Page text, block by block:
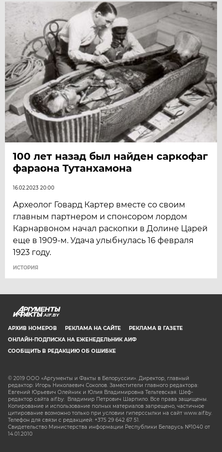
100 лет назад был найден саркофаг
фараона Тутанхамона
16.02.2023 20:00
Археолог Говард Картер вместе со своим
главным партнером и спонсором лордом
Карнарвоном начал раскопки в Долине Царей
еще в 1909-м. Удача улыбнулась 16 февраля
1923 году.
ИСТОРИЯ
AIF.BY
АРХИВ НОМЕРОВ РЕКЛАМА НА САЙТЕ
РЕКЛАМА В ГАЗЕТЕ
ОНЛАЙН-ПОДПИСКА НА ЕЖЕНЕДЕЛЬНИК АИФ
СООБЩИТЬ В РЕДАКЦИЮ ОБ ОШИБКЕ
© 2019 ООО «Аргументы и Факты в Белоруссии». Директор, главный
редактор: Игорь Николаевич Соколов. Заместители главного редактора:
Евгений Юрьевич Олейник и Юлия Владимировна Тельтевская. Шеф-
редактор сайта aif.by: Владимир Петрович Шарпило. Все права защищены.
Копирование и использование полных материалов запрещено, частичное
цитирование возможно только при условии гиперссылки на сайт www.aif.by.
Телефон для связи с редакцией: +375 29 642 67 51.
Свидетельство Министерства информации Республики Беларусь №1040 от
14.01.2010